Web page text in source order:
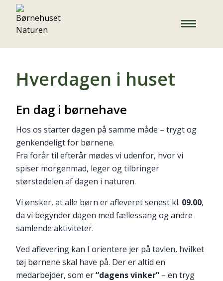
Hverdagen i huset
En dag i børnehave
Hos os starter dagen på samme måde – trygt og
genkendeligt for børnene.
Fra forår til efterår mødes vi udenfor, hvor vi
spiser morgenmad, leger og tilbringer
størstedelen af dagen i naturen.
Vi ønsker, at alle børn er afleveret senest kl. 09.00,
da vi begynder dagen med fællessang og andre
samlende aktiviteter.
Ved aflevering kan I orientere jer på tavlen, hvilket
tøj børnene skal have på. Der er altid en
medarbejder, som er“dagens vinker” – en tryg